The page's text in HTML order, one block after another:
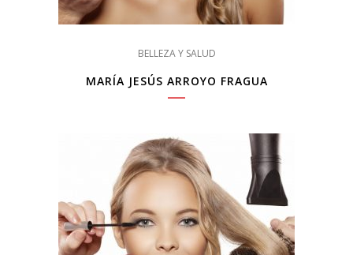
BELLEZA Y SALUD
MARÍA JESÚS ARROYO FRAGUA